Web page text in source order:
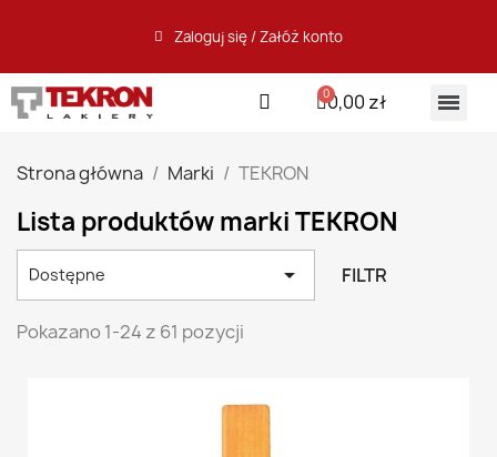
Zaloguj się / Załóż konto
0,00 zł
Strona główna Marki TEKRON
Lista produktów marki TEKRON
Dostępne  FILTR
Pokazano 1-24 z 61 pozycji